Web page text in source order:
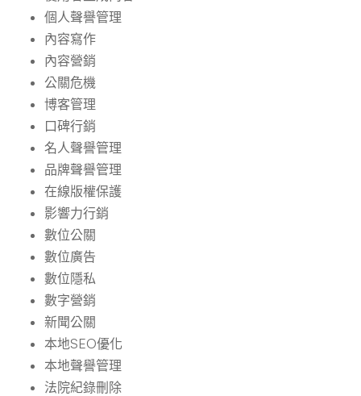
個人聲譽管理
內容寫作
內容營銷
公關危機
博客管理
口碑行銷
名人聲譽管理
品牌聲譽管理
在線版權保護
影響力行銷
數位公關
數位廣告
數位隱私
數字營銷
新聞公關
本地SEO優化
本地聲譽管理
法院紀錄刪除